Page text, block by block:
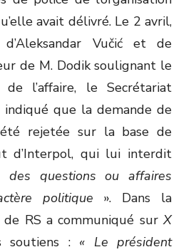
avait délivré. Le 2 avril,
Vučić et de
de M. Dodik soulignant le
l’affaire, le Secrétariat
indiqué que la demande de
rejetée sur la base de
d’Interpol, qui lui interdit
des questions ou affaires
politique ». Dans la
RS a communiqué surX
soutiens : « Le président